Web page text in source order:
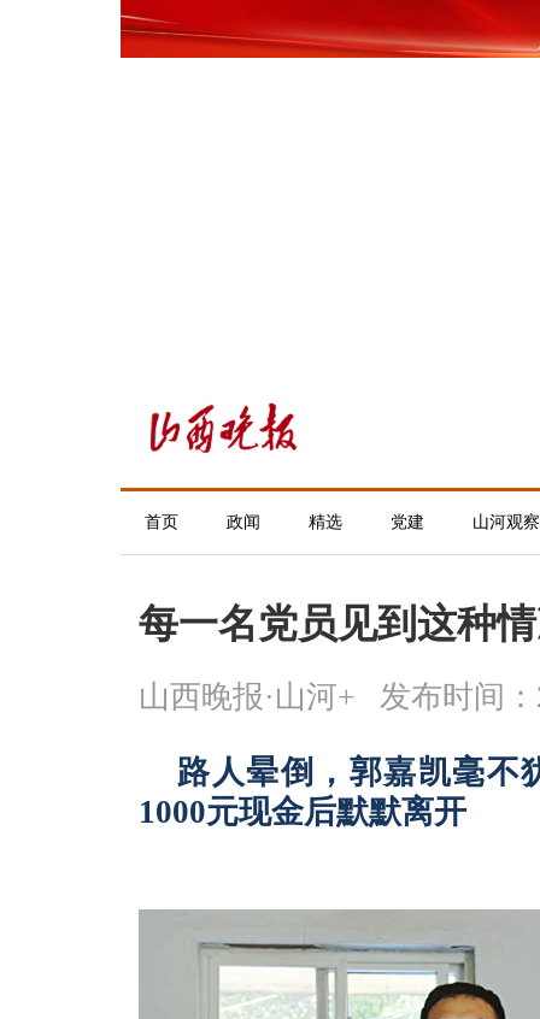
首页 政闻 精选 党建 山河观察
每一名党员见到这种
山西晚报·山河+ 发布时间：
路人晕倒，郭嘉凯毫不
1000元现金后默默离开